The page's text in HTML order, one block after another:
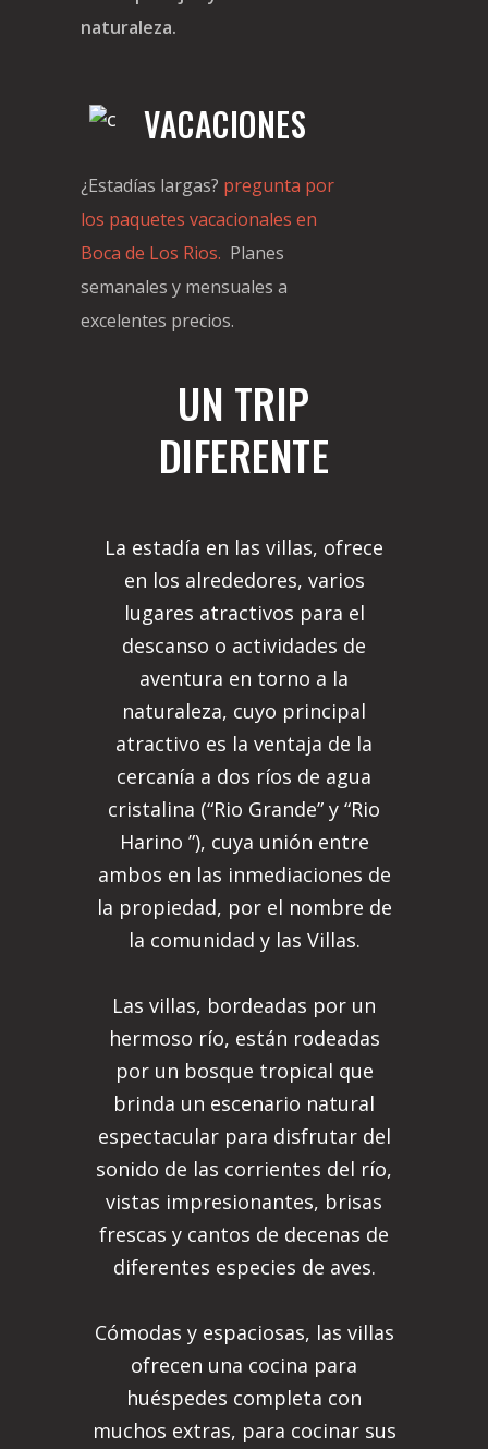
naturaleza.
VACACIONES
¿Estadías largas? pregunta por
los paquetes vacacionales en
Boca de Los Rios. Planes
semanales y mensuales a
excelentes precios.
UN TRIP
DIFERENTE
La estadía en las villas, ofrece
en los alrededores, varios
lugares atractivos para el
descanso o actividades de
aventura en torno a la
naturaleza, cuyo principal
atractivo es la ventaja de la
cercanía a dos ríos de agua
cristalina (“Rio Grande” y “Rio
Harino ”), cuya unión entre
ambos en las inmediaciones de
la propiedad, por el nombre de
la comunidad y las Villas.
Las villas, bordeadas por un
hermoso río, están rodeadas
por un bosque tropical que
brinda un escenario natural
espectacular para disfrutar del
sonido de las corrientes del río,
vistas impresionantes, brisas
frescas y cantos de decenas de
diferentes especies de aves.
Cómodas y espaciosas, las villas
ofrecen una cocina para
huéspedes completa con
muchos extras, para cocinar sus